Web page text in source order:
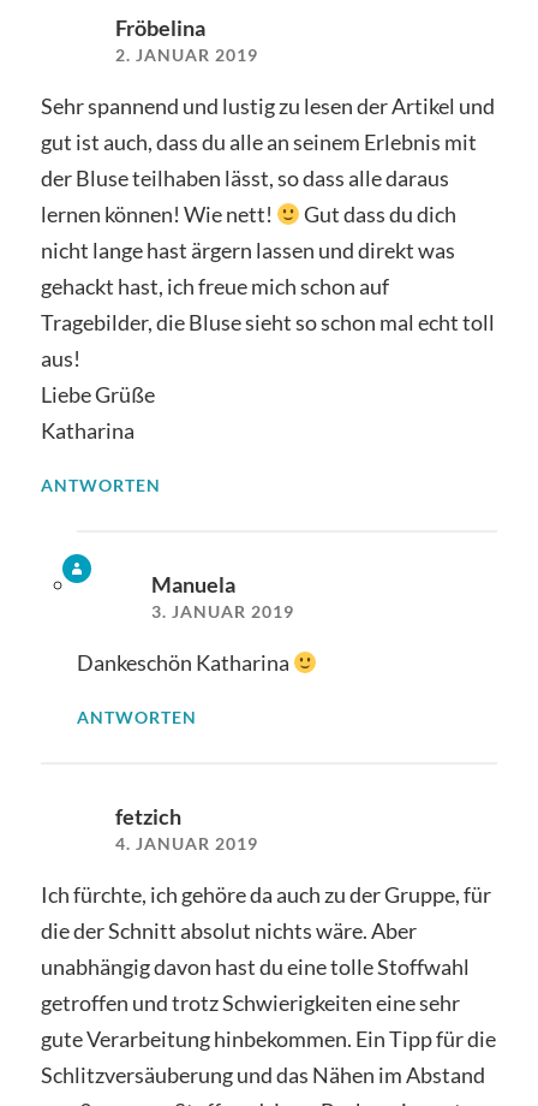
Fröbelina
2. JANUAR 2019
Sehr spannend und lustig zu lesen der Artikel und
gut ist auch, dass du alle an seinem Erlebnis mit
der Bluse teilhaben lässt, so dass alle daraus
lernen können! Wie nett!
Gut dass du dich
nicht lange hast ärgern lassen und direkt was
gehackt hast, ich freue mich schon auf
Tragebilder, die Bluse sieht so schon mal echt toll
aus!
Liebe Grüße
Katharina
ANTWORTEN
Manuela
3. JANUAR 2019
Dankeschön Katharina
ANTWORTEN
fetzich
4. JANUAR 2019
Ich fürchte, ich gehöre da auch zu der Gruppe, für
die der Schnitt absolut nichts wäre. Aber
unabhängig davon hast du eine tolle Stoffwahl
getroffen und trotz Schwierigkeiten eine sehr
gute Verarbeitung hinbekommen. Ein Tipp für die
Schlitzversäuberung und das Nähen im Abstand